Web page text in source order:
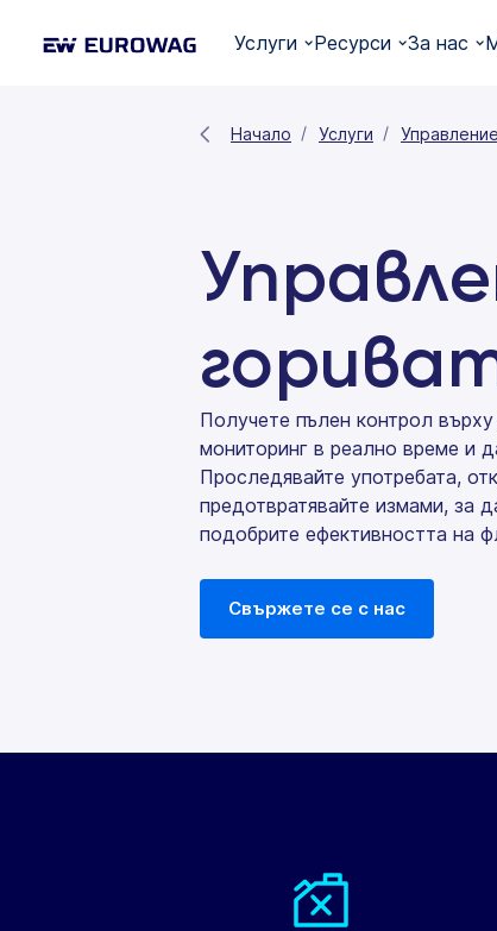
Услуги Ресурси За нас
Начало Услуги
Получете пълен контрол
мониторинг в реално време и
Проследявайте употребата,
предотвратявайте измами, за
подобрите ефективността на
Свържете се с нас